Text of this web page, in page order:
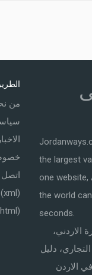
the largest
one website,
the world
seconds.
الاردني،
دليل
الاردن
من
اتصل